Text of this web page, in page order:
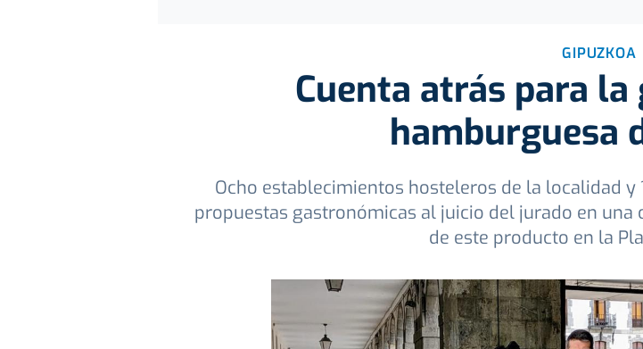
GIPUZKOA
Cuenta atrás para
hamburguesa
Ocho establecimientos hosteleros de la localidad y
propuestas gastronómicas al juicio del jurado en
de este producto en la